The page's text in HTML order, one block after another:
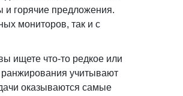
и горячие предложения.
мониторов, так и с
ищете что-то редкое или
учитывают
оказываются самые